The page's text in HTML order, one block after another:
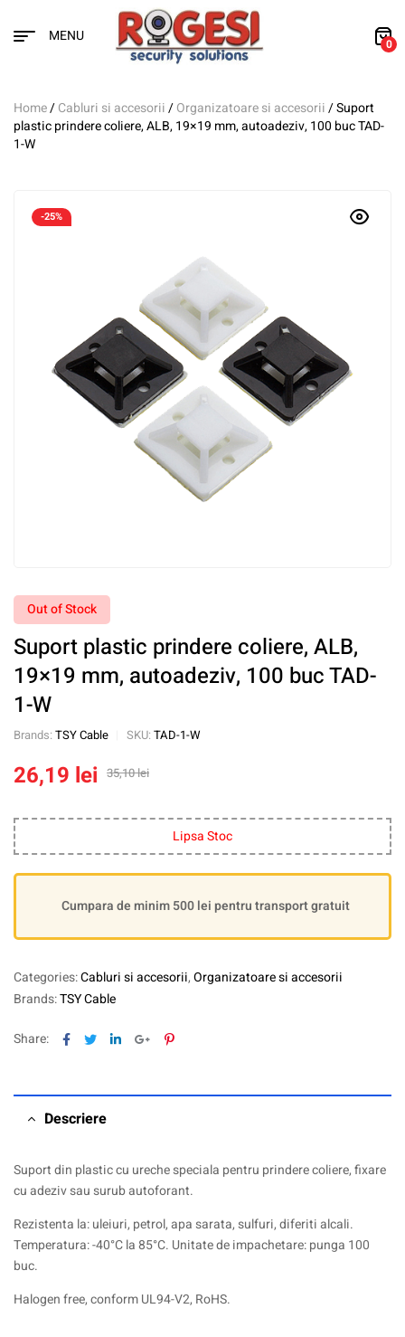
MENU 0
Home/Cabluri si accesorii/Organizatoare si accesorii/ Suport
plastic prindere coliere, ALB, 19×19 mm, autoadeziv, 100 buc TAD-
1-W
-25%
Out of Stock
Suport plastic prindere coliere, ALB,
19×19 mm, autoadeziv, 100 buc TAD-
1-W
Brands: TSY Cable SKU: TAD-1-W
35,10lei
26,19 lei
Lipsa Stoc
Cumpara de minim 500 lei pentru transport gratuit
Categories:Cabluri si accesorii,Organizatoare si accesorii
Brands:TSY Cable
Share: Facebook
TwitterLinkedinGoogle+Pinterest
Descriere
Suport din plastic cu ureche speciala pentru prindere coliere, fixare
cu adeziv sau surub autoforant.
Rezistenta la: uleiuri, petrol, apa sarata, sulfuri, diferiti alcali.
Temperatura: -40°C la 85°C. Unitate de impachetare: punga 100
buc.
Halogen free, conform UL94-V2, RoHS.